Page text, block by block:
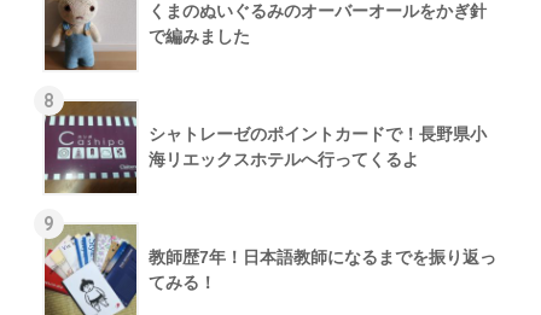
くまのぬいぐるみのオーバーオールをかぎ針
で編みました
8
シャトレーゼのポイントカードで！長野県小
海リエックスホテルへ行ってくるよ
9
教師歴7年！日本語教師になるまでを振り返っ
てみる！